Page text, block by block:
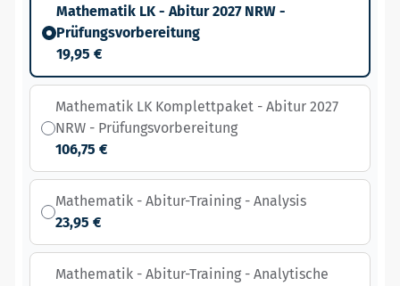
Mathematik LK - Abitur 2027 NRW -
Prüfungsvorbereitung
19,95 €
Mathematik LK Komplettpaket - Abitur 2027
NRW - Prüfungsvorbereitung
106,75 €
Mathematik - Abitur-Training - Analysis
23,95 €
Mathematik - Abitur-Training - Analytische